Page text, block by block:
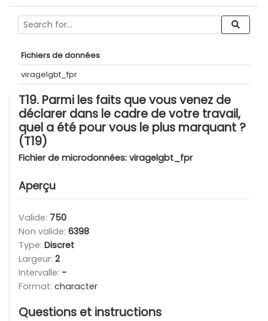
Fichiers de données
viragelgbt_fpr
T19. Parmi les faits que vous venez de
déclarer dans le cadre de votre travail,
quel a été pour vous le plus marquant ?
(T19)
Fichier de microdonnées: viragelgbt_fpr
Aperçu
Valide: 750
Non valide: 6398
Type: Discret
Largeur: 2
Intervalle: -
Format: character
Questions et instructions